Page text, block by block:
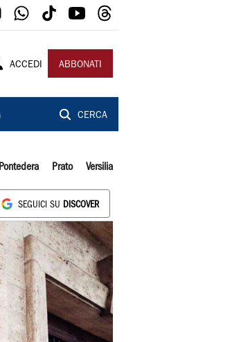
ACCEDI ABBONATI
CERCA
Pontedera Prato Versilia
SEGUICI SU DISCOVER